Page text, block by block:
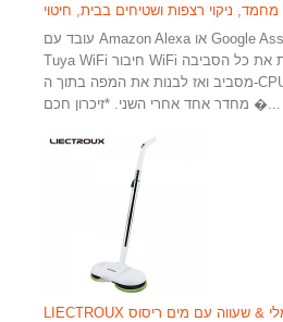
ניקוי רצפות ושטיחים בבית, חיטוי
עובד עם Amazon Alexa או Google Assistant. * בקרת אפליקציית
Tuya WiFi חיבור WiFi מהיר ויציב *ניווט במפה לזהות את כל הסביבה
מסביב ואז לבנות את המפה בתוך ה-CPU כך שיבצע ניקוי עם תוכנית
מחדר אחד אחרי השני. *זיכרון חכם �...
LIECTROUX אלחוטיים ספין כפול ספוג חשמלי & שעווה עם מים ריסוס